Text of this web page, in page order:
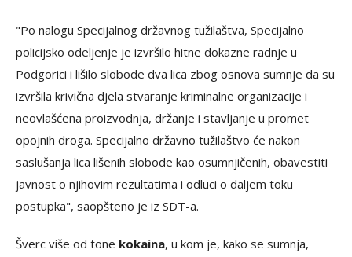
"Po nalogu Specijalnog državnog tužilaštva, Specijalno
policijsko odeljenje je izvršilo hitne dokazne radnje u
Podgorici i lišilo slobode dva lica zbog osnova sumnje da su
izvršila krivična djela stvaranje kriminalne organizacije i
neovlašćena proizvodnja, držanje i stavljanje u promet
opojnih droga. Specijalno državno tužilaštvo će nakon
saslušanja lica lišenih slobode kao osumnjičenih, obavestiti
javnost o njihovim rezultatima i odluci o daljem toku
postupka", saopšteno je iz SDT-a.
Šverc više od tone kokaina, u kom je, kako se sumnja,